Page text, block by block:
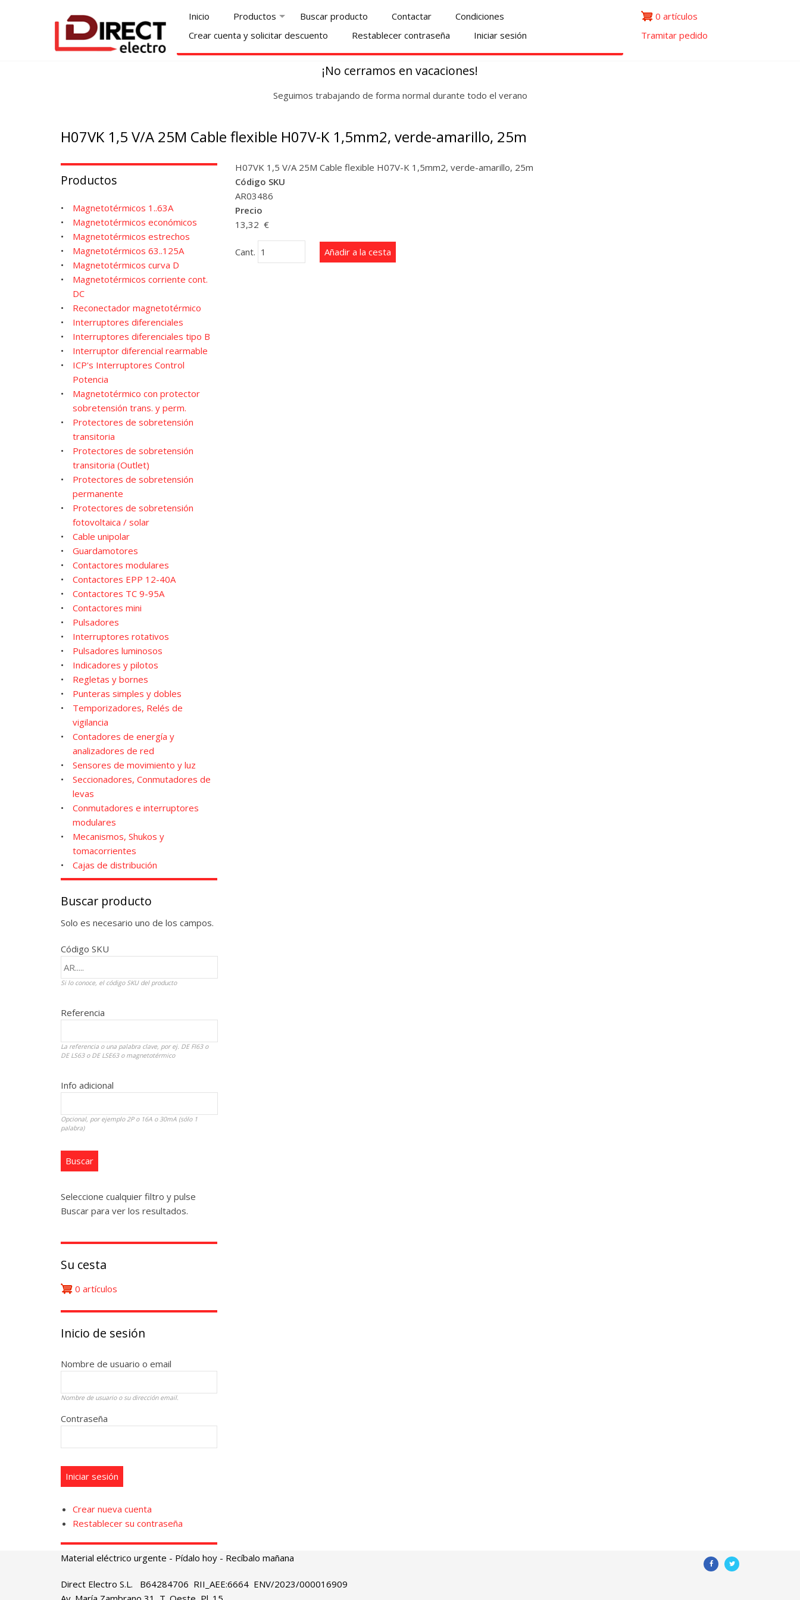
Navegación
principal
Inicio +
Productos Buscar producto Contactar
Condiciones
Crear cuenta y solicitar descuento
Restablecer contraseña Iniciar sesión
0 artículos
Tramitar pedido
¡No cerramos en vacaciones!
Seguimos trabajando de forma normal durante todo el verano
H07VK 1,5 V/A 25M Cable flexible H07V-K 1,5mm2, verde-amarillo, 25m
Productos
Magnetotérmicos 1..63A
Magnetotérmicos económicos
Magnetotérmicos estrechos
Magnetotérmicos 63..125A
Magnetotérmicos curva D
Magnetotérmicos corriente cont.
DC
Reconectador magnetotérmico
Interruptores diferenciales
Interruptores diferenciales tipo B
Interruptor diferencial rearmable
ICP's Interruptores Control
Potencia
Magnetotérmico con protector
sobretensión trans. y perm.
Protectores de sobretensión
transitoria
Protectores de sobretensión
transitoria (Outlet)
Protectores de sobretensión
permanente
Protectores de sobretensión
fotovoltaica / solar
Cable unipolar
Guardamotores
Contactores modulares
Contactores EPP 12-40A
Contactores TC 9-95A
Contactores mini
Pulsadores
Interruptores rotativos
Pulsadores luminosos
Indicadores y pilotos
Regletas y bornes
Punteras simples y dobles
Temporizadores, Relés de
vigilancia
Contadores de energía y
analizadores de red
Sensores de movimiento y luz
Seccionadores, Conmutadores de
levas
Conmutadores e interruptores
modulares
Mecanismos, Shukos y
tomacorrientes
Cajas de distribución
Buscar producto
Solo es necesario uno de los campos.
Código SKU
Si lo conoce, el código SKU del producto
Referencia
La referencia o una palabra clave, por ej. DE FI63 o
DE LS63 o DE LSE63 o magnetotérmico
Info adicional
Opcional, por ejemplo 2P o 16A o 30mA (sólo 1
palabra)
Seleccione cualquier filtro y pulse
Buscar para ver los resultados.
Su cesta
0 artículos
Inicio de sesión
Nombre de usuario o email
Nombre de usuario o su dirección email.
Contraseña
Crear nueva cuenta
Restablecer su contraseña
H07VK 1,5 V/A 25M Cable flexible H07V-K 1,5mm2, verde-amarillo, 25m
Código SKU
AR03486
Precio
13,32 €
Cant.
Material eléctrico urgente - Pídalo hoy - Recíbalo mañana
Direct Electro S.L. B64284706 RII_AEE:6664 ENV/2023/000016909